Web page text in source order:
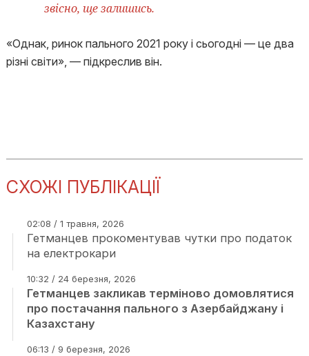
звісно, ще залишись.
«Однак, ринок пального 2021 року і сьогодні — це два
різні світи», — підкреслив він.
СХОЖІ ПУБЛІКАЦІЇ
02:08 / 1 травня, 2026
Гетманцев прокоментував чутки про податок
на електрокари
10:32 / 24 березня, 2026
Гетманцев закликав терміново домовлятися
про постачання пального з Азербайджану і
Казахстану
06:13 / 9 березня, 2026